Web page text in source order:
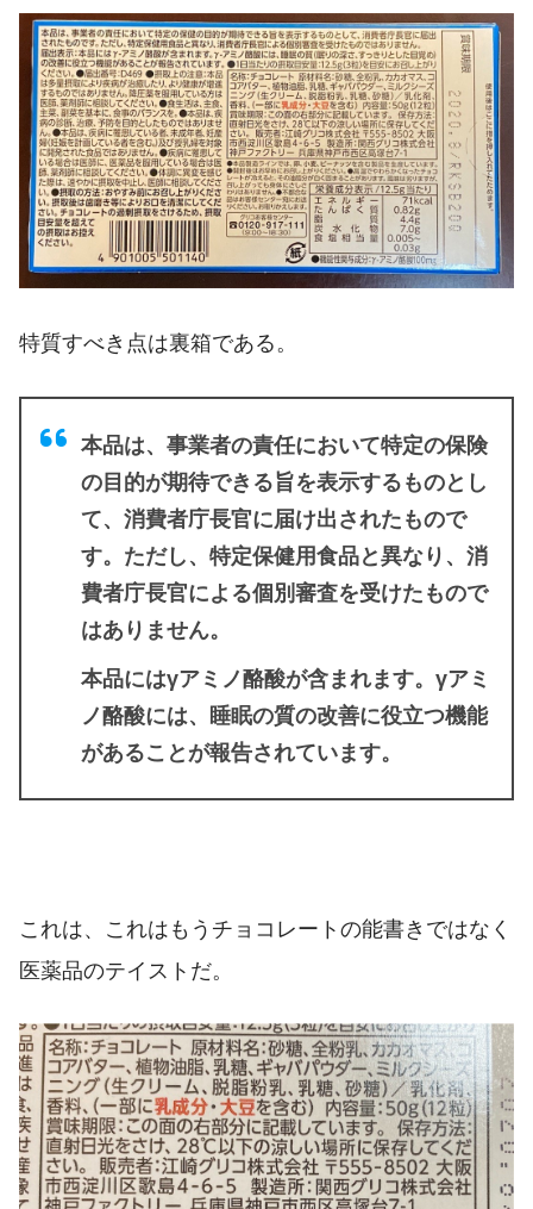
特質すべき点は裏箱である。
本品は、事業者の責任において特定の保険
の目的が期待できる旨を表示するものとし
て、消費者庁長官に届け出されたもので
す。ただし、特定保健用食品と異なり、消
費者庁長官による個別審査を受けたもので
はありません。
本品にはγアミノ酪酸が含まれます。γアミ
ノ酪酸には、睡眠の質の改善に役立つ機能
があることが報告されています。
これは、これはもうチョコレートの能書きではなく
医薬品のテイストだ。